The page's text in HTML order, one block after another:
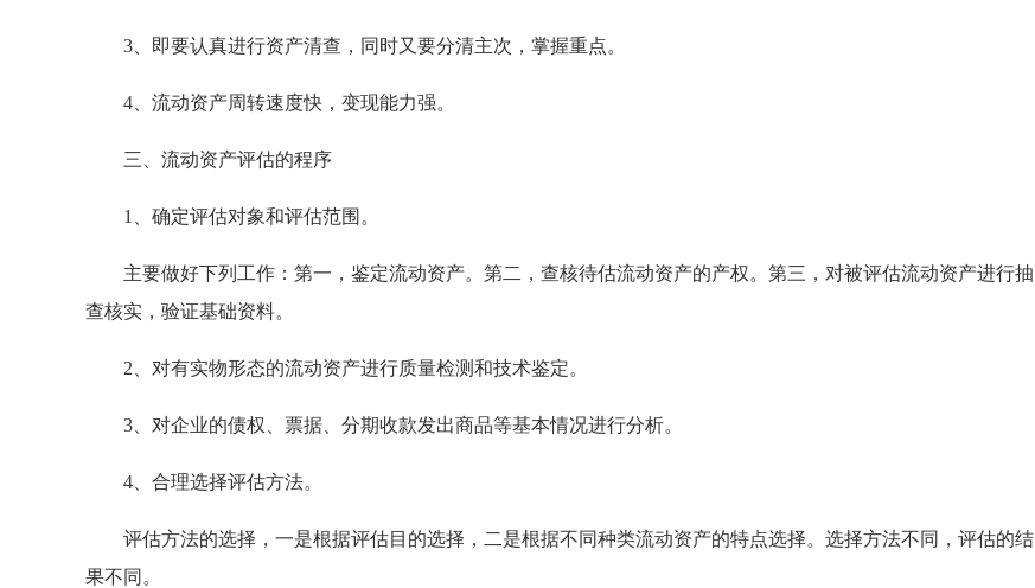
3、即要认真进行资产清查，同时又要分清主次，掌握重点。
4、流动资产周转速度快，变现能力强。
三、流动资产评估的程序
1、确定评估对象和评估范围。
主要做好下列工作：第一，鉴定流动资产。第二，查核待估流动资产的产权。第三，对被评估流动资产进行抽
查核实，验证基础资料。
2、对有实物形态的流动资产进行质量检测和技术鉴定。
3、对企业的债权、票据、分期收款发出商品等基本情况进行分析。
4、合理选择评估方法。
评估方法的选择，一是根据评估目的选择，二是根据不同种类流动资产的特点选择。选择方法不同，评估的结
果不同。